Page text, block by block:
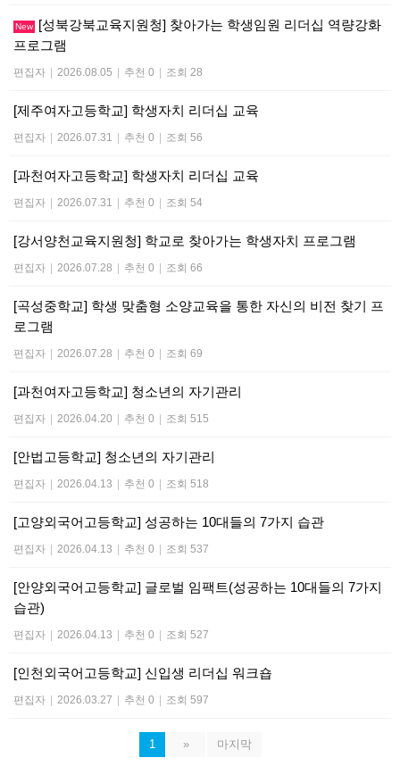
New
[성북강북교육지원청] 찾아가는 학생임원 리더십 역량강화
프로그램
편집자 | 2026.08.05 | 추천 0 | 조회 28
[제주여자고등학교] 학생자치 리더십 교육
편집자 | 2026.07.31 | 추천 0 | 조회 56
[과천여자고등학교] 학생자치 리더십 교육
편집자 | 2026.07.31 | 추천 0 | 조회 54
[강서양천교육지원청] 학교로 찾아가는 학생자치 프로그램
편집자 | 2026.07.28 | 추천 0 | 조회 66
[곡성중학교] 학생 맞춤형 소양교육을 통한 자신의 비전 찾기 프
로그램
편집자 | 2026.07.28 | 추천 0 | 조회 69
[과천여자고등학교] 청소년의 자기관리
편집자 | 2026.04.20 | 추천 0 | 조회 515
[안법고등학교] 청소년의 자기관리
편집자 | 2026.04.13 | 추천 0 | 조회 518
[고양외국어고등학교] 성공하는 10대들의 7가지 습관
편집자 | 2026.04.13 | 추천 0 | 조회 537
[안양외국어고등학교] 글로벌 임팩트(성공하는 10대들의 7가지
습관)
편집자 | 2026.04.13 | 추천 0 | 조회 527
[인천외국어고등학교] 신입생 리더십 워크숍
편집자 | 2026.03.27 | 추천 0 | 조회 597
1 » 마지막